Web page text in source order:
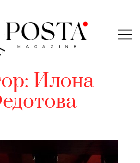
Илона